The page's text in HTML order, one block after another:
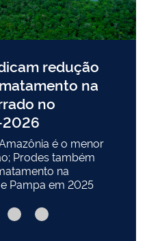
redução
na
no
é o menor
Prodes também
na
Pampa em 2025